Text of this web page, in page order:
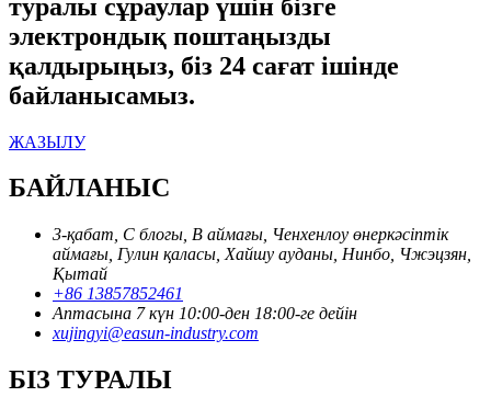
туралы сұраулар үшін бізге
электрондық поштаңызды
қалдырыңыз, біз 24 сағат ішінде
байланысамыз.
ЖАЗЫЛУ
БАЙЛАНЫС
3-қабат, С блогы, В аймағы, Ченхенлоу өнеркәсіптік
аймағы, Гулин қаласы, Хайшу ауданы, Нинбо, Чжэцзян,
Қытай
+86 13857852461
Аптасына 7 күн 10:00-ден 18:00-ге дейін
xujingyi@easun-industry.com
БІЗ ТУРАЛЫ